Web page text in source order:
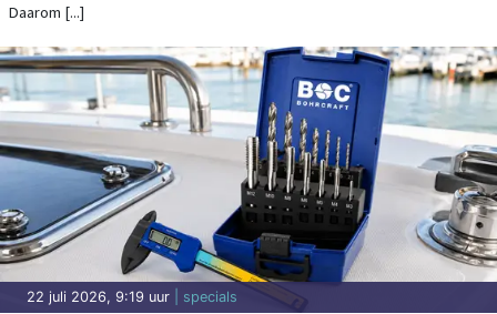
Daarom [...]
22 juli 2026, 9:19 uur | specials